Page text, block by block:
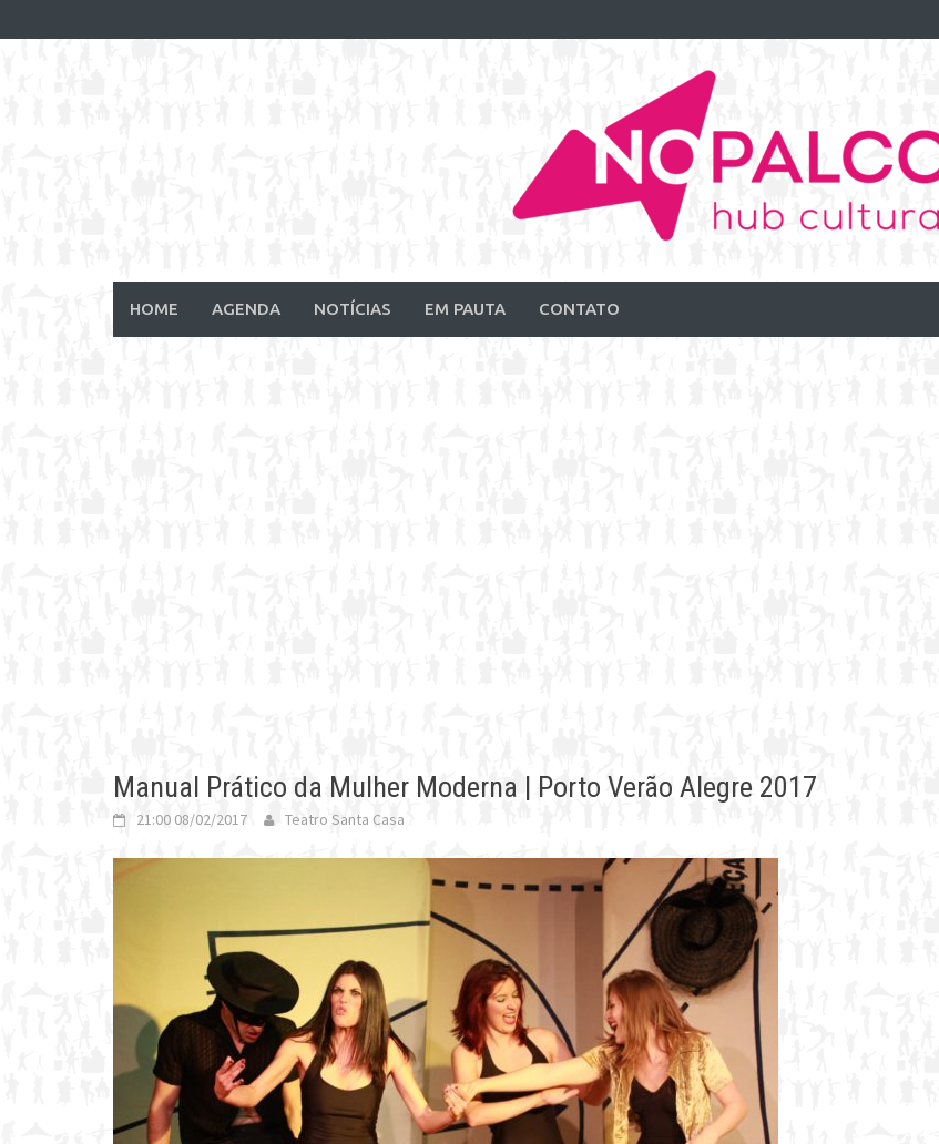
to
HOME AGENDA NOTÍCIAS EM PAUTA CONTATO
Manual Prático da Mulher Moderna | Porto Verão Alegre 2017
21:00 08/02/2017 Teatro Santa Casa